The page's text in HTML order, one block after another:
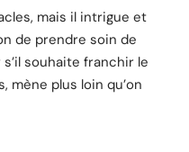
mais il intrigue et
de prendre soin de
souhaite franchir le
mène plus loin qu’on